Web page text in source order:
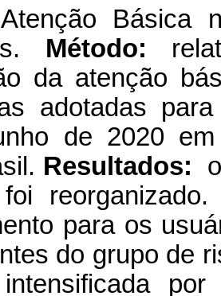
Básica
Método:
da atenção
adotadas
de 2020
Resultados:
para os
do grupo de